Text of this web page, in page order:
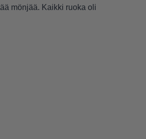
mönjää. Kaikki ruoka oli